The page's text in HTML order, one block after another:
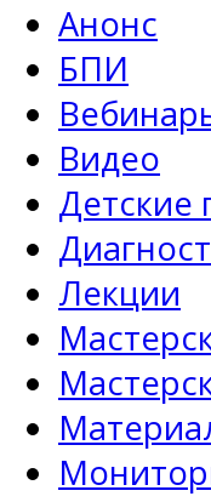
Анонс
БПИ
Видео
Детские
Лекции